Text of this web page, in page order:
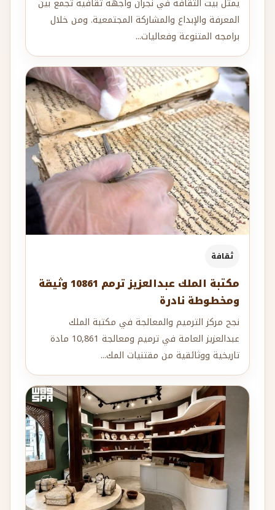
يمثّل بيت الثقافة في نجران واجهة ثقافية تجمع بين
المعرفة والإبداع والمشاركة المجتمعية. ومن خلال
برامجه المتنوعة وفعاليات...
ثقافة
مكتبة الملك عبدالعزيز ترمم 10861 وثيقة
ومخطوطة نادرة
نجح مركز الترميم والمعالجة في مكتبة الملك
عبدالعزيز العامة في ترميم ومعالجة 10,861 مادة
تاريخية ووثائقية من مقتنيات المك...